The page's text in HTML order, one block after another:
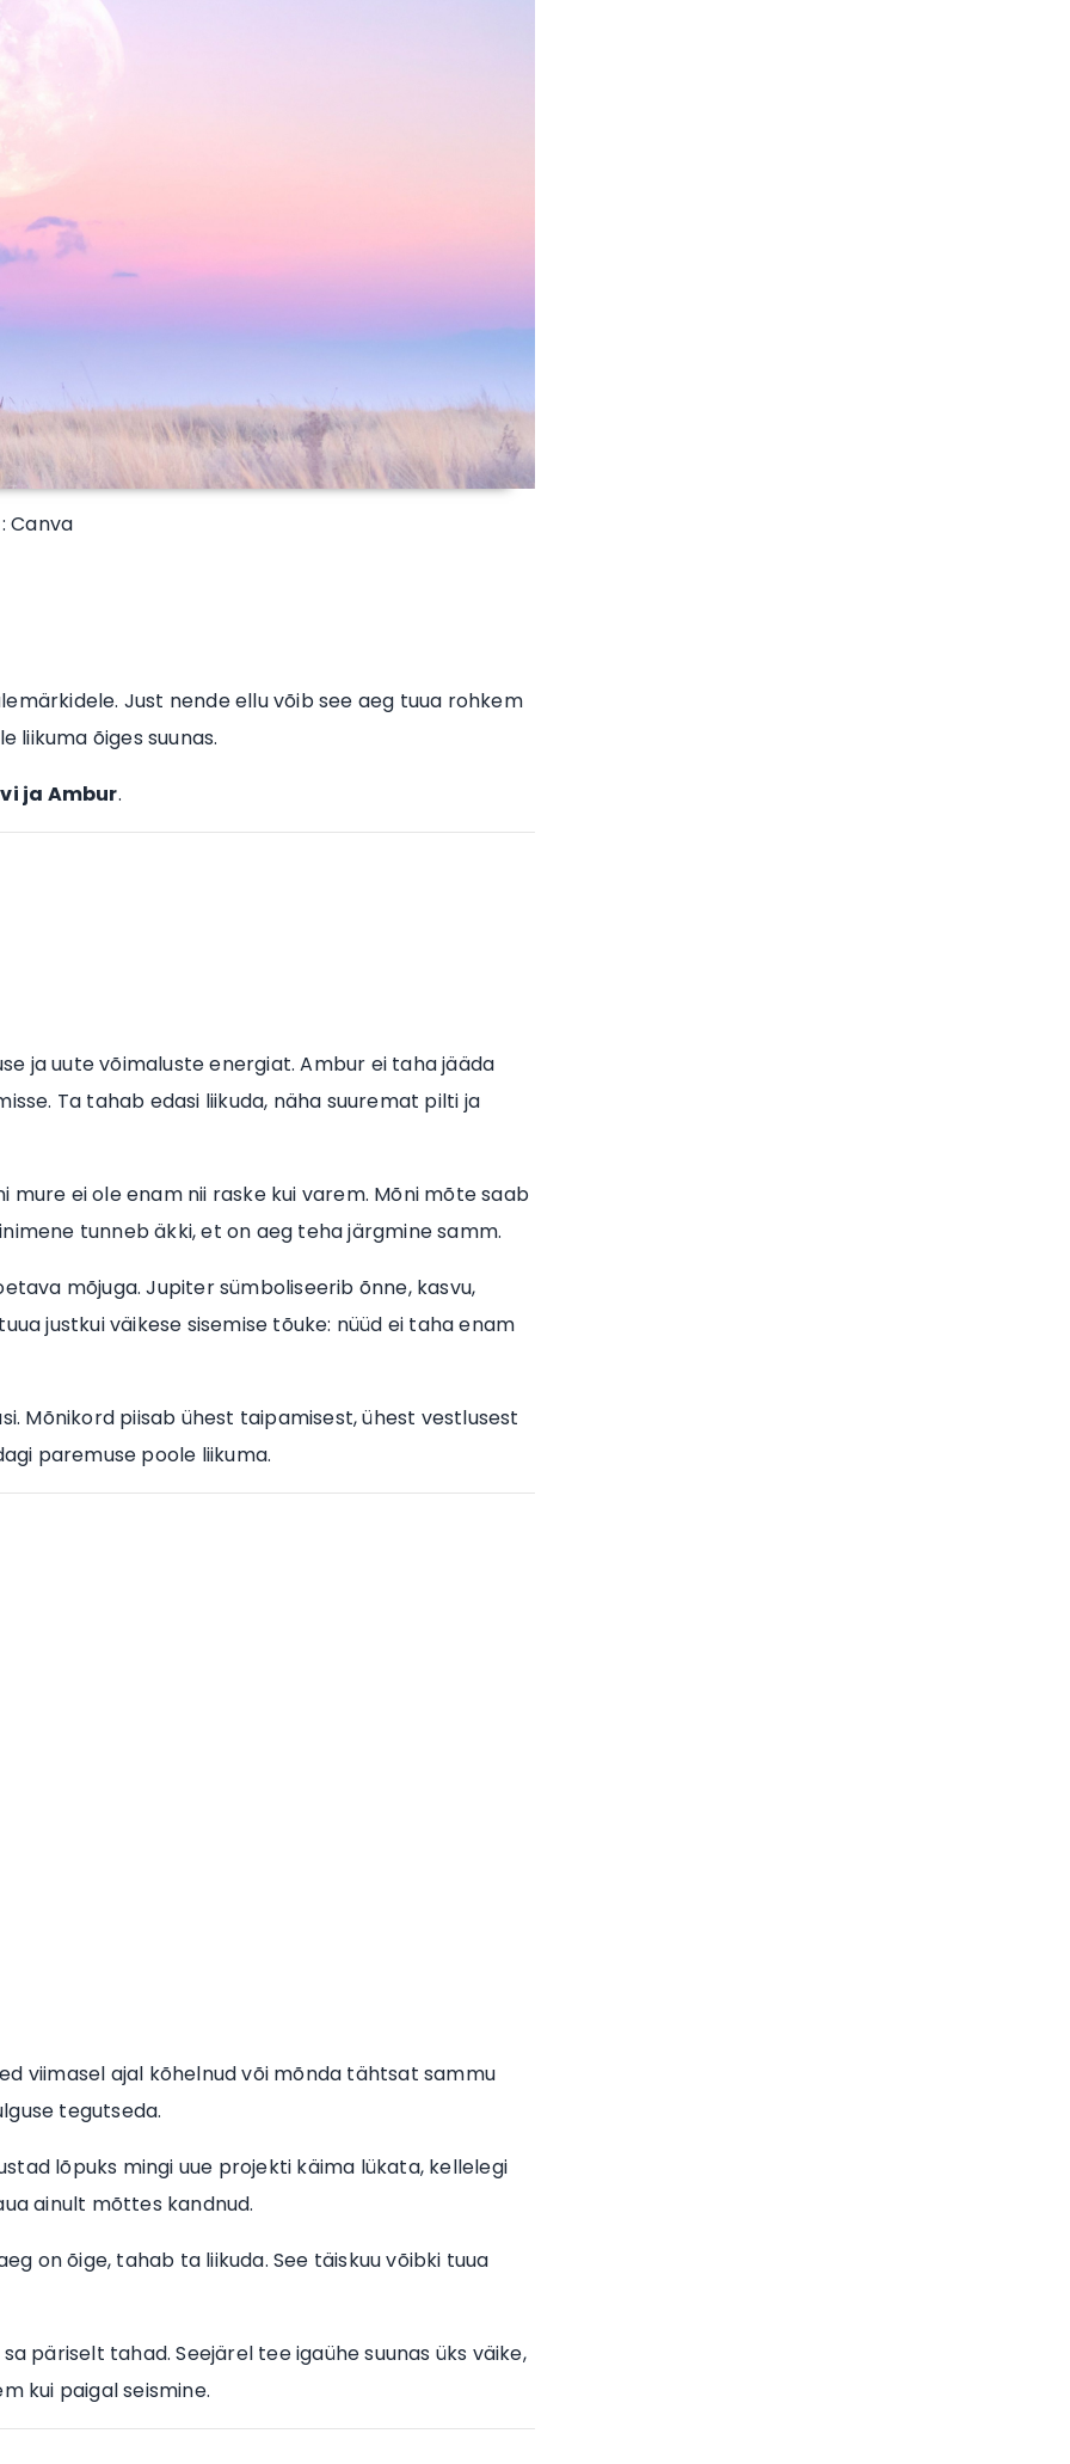
Canva
Just nende ellu võib see aeg tuua rohkem
liikuma õiges suunas.
ja Ambur.
ja uute võimaluste energiat. Ambur ei taha jääda
Ta tahab edasi liikuda, näha suuremat pilti ja
ei ole enam nii raske kui varem. Mõni mõte saab
tunneb äkki, et on aeg teha järgmine samm.
mõjuga. Jupiter sümboliseerib õnne, kasvu,
justkui väikese sisemise tõuke: nüüd ei taha enam
Mõnikord piisab ühest taipamisest, ühest vestlusest
paremuse poole liikuma.
viimasel ajal kõhelnud või mõnda tähtsat sammu
tegutseda.
lõpuks mingi uue projekti käima lükata, kellelegi
ainult mõttes kandnud.
on õige, tahab ta liikuda. See täiskuu võibki tuua
päriselt tahad. Seejärel tee igaühe suunas üks väike,
kui paigal seismine.